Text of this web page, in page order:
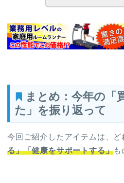
まとめ：今年の「
た」を振り返って
今回ご紹介したアイテムは、ど
る」「健康をサポートする」も